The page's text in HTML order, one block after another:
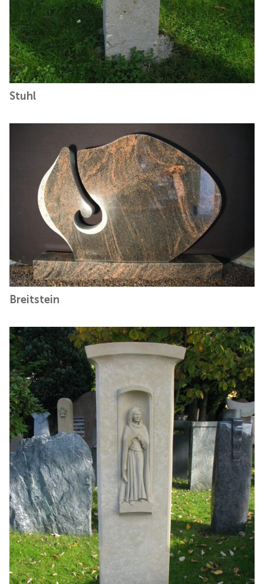
Stuhl
Breitstein